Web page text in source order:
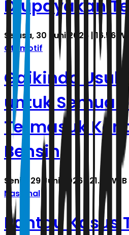
Diupayakan
Selasa, 30 Juni 2026 | 16.56
Otomotif
Gaikindo Usul
untuk Semua
Termasuk
Bensin
Senin, 29 Juni 2026 | 21.33 WIB
Nasional
Pantau Kasus